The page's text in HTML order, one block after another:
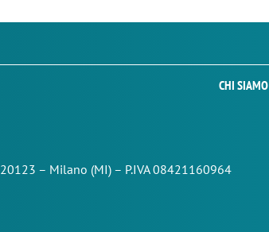
CHI SIAMO
20123 – Milano (MI) – P.IVA 08421160964